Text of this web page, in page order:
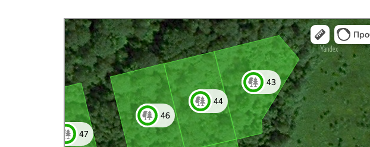
Яндекс Карты
Яндекс Карты — транспорт, навигация, поиск мест